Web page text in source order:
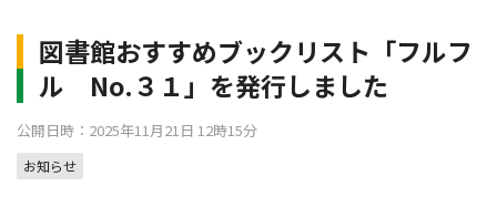
図書館おすすめブックリスト「フルフ
ル No.３１」を発行しました
公開日時：2025年11月21日 12時15分
お知らせ